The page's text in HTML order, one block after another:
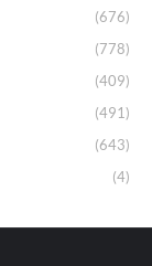
(676)
(778)
(409)
(491)
(643)
(4)